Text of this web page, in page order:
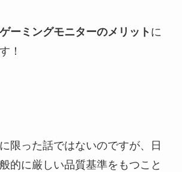
ーミングモニターのメリット に
！
限った話ではないのですが、日
的に厳しい品質基準をもつこと